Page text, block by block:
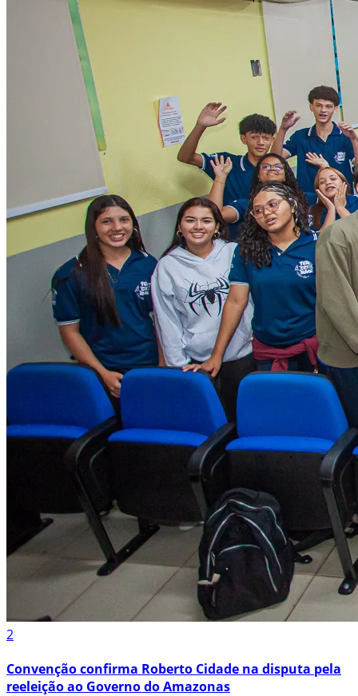
2
Convenção confirma Roberto Cidade na disputa pela
reeleição ao Governo do Amazonas